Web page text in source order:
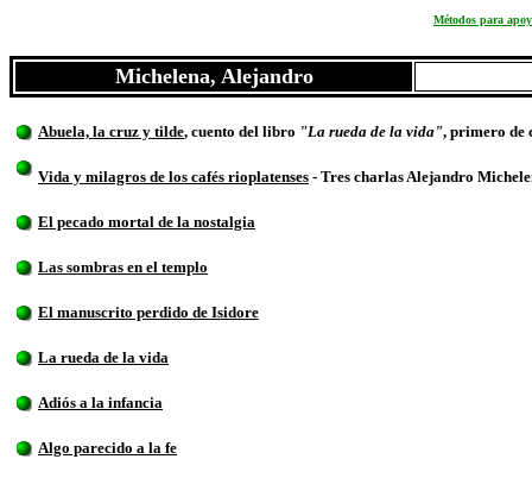
Métodos para
Michelena, Alejandro
Abuela, la cruz y tilde, cuento del libro "La rueda de la vida", primero de
Vida y milagros de los cafés rioplatenses - Tres charlas Alejandro
El pecado mortal de la nostalgia
Las sombras en el templo
El manuscrito perdido de Isidore
La rueda de la vida
Adiós a la infancia
Algo parecido a la fe